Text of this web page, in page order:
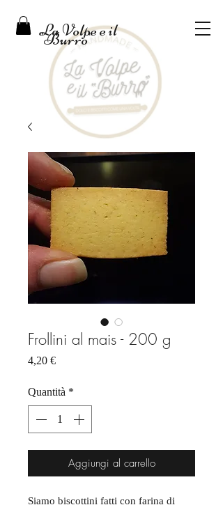
La Volpe e il
"Burro"
Frollini al mais - 200 g
4,20 €Prezzo
Quantità *
Aggiungi al carrello
Siamo biscottini fatti con farina di